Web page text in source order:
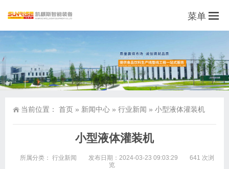
菜单
当前位置： 首页 » 新闻中心 » 行业新闻 » 小型液体灌装机
小型液体灌装机
所属分类： 行业新闻 发布日期：2024-03-23 09:03:29
641 次浏
览